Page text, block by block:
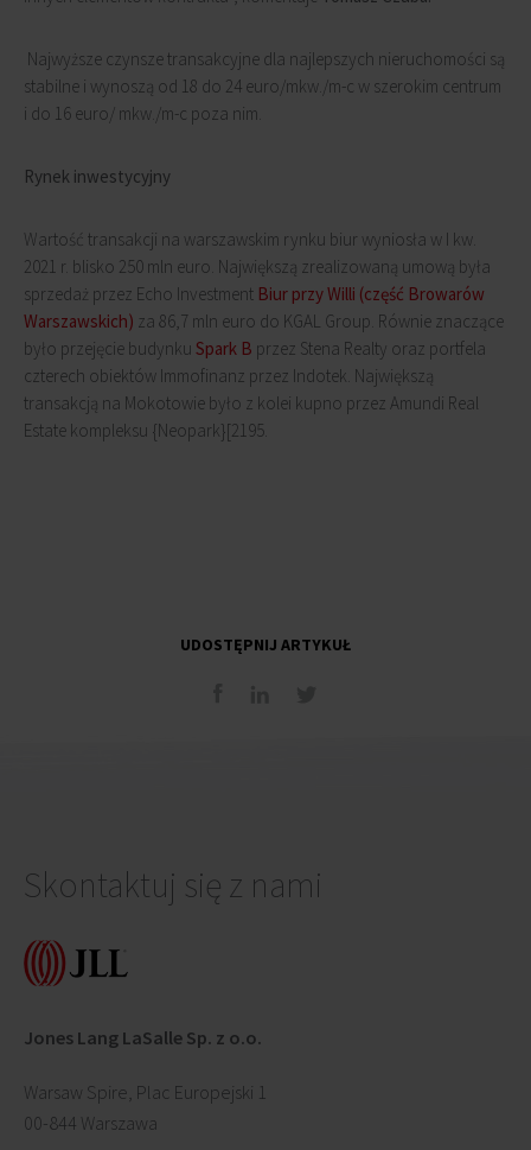
Najwyższe czynsze transakcyjne dla najlepszych nieruchomości są
stabilne i wynoszą od 18 do 24 euro/mkw./m-c w szerokim centrum
i do 16 euro/ mkw./m-c poza nim.
Rynek inwestycyjny
Wartość transakcji na warszawskim rynku biur wyniosła w I kw.
2021 r. blisko 250 mln euro. Największą zrealizowaną umową była
sprzedaż przez Echo Investment Biur przy Willi (część Browarów
Warszawskich) za 86,7 mln euro do KGAL Group. Równie znaczące
było przejęcie budynku Spark B przez Stena Realty oraz portfela
czterech obiektów Immofinanz przez Indotek. Największą
transakcją na Mokotowie było z kolei kupno przez Amundi Real
Estate kompleksu {Neopark}[2195.
UDOSTĘPNIJ ARTYKUŁ
Skontaktuj się z nami
Jones Lang LaSalle Sp. z o.o.
Warsaw Spire, Plac Europejski 1
00-844 Warszawa